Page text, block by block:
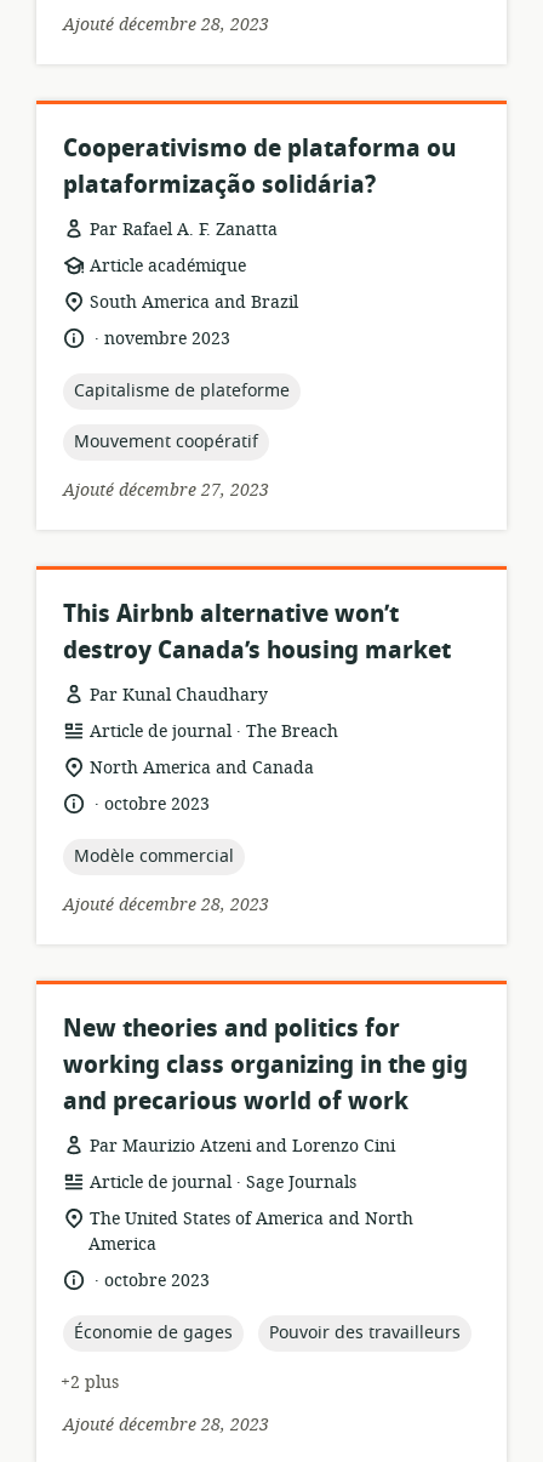
Ajouté décembre 28, 2023
Cooperativismo de plataforma ou
plataformização solidária?
Par Rafael A. F. Zanatta
Format
de
ressource:
Article académique
Lieu
pertinence:
South America and Brazil
langue:
.
date
publication:
novembre 2023
topic:
Capitalisme de plateforme
topic:
Mouvement coopératif
Ajouté décembre 27, 2023
This Airbnb alternative won’t
destroy Canada’s housing market
Par Kunal Chaudhary
Format
de
ressource:
Article de journal .
éditeur:
The Breach
Lieu
pertinence:
North America and Canada
langue:
.
date
publication:
octobre 2023
topic:
Modèle commercial
Ajouté décembre 28, 2023
New theories and politics for
working class organizing in the gig
and precarious world of work
Par Maurizio Atzeni and Lorenzo Cini
Format
de
ressource:
Article de journal .
éditeur:
Sage Journals
Lieu
de
pertinence:
The United States of America and North
America
langue:
.
date
publication:
octobre 2023
topic:
Économie de gages topic:
Pouvoir des travailleurs
+2 plus
Ajouté décembre 28, 2023